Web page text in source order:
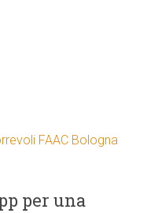
FAAC Bologna
per una